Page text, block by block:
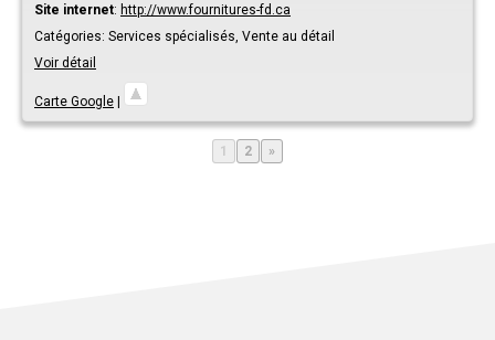
Site internet: http://www.fournitures-fd.ca
Catégories: Services spécialisés, Vente au détail
Voir détail
Carte Google |
Page
1 Page
2 »